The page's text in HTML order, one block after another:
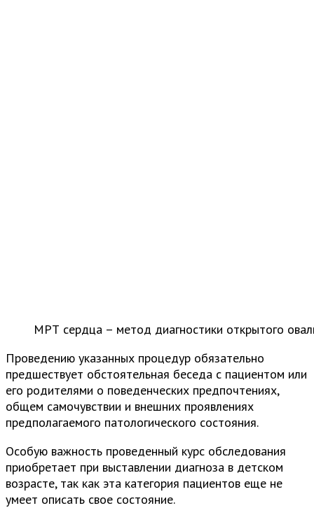
МРТ сердца – метод диагностики открытого
Проведению указанных процедур обязательно
предшествует обстоятельная беседа с пациентом или
его родителями о поведенческих предпочтениях,
общем самочувствии и внешних проявлениях
предполагаемого патологического состояния.
Особую важность проведенный курс обследования
приобретает при выставлении диагноза в детском
возрасте, так как эта категория пациентов еще не
умеет описать свое состояние.